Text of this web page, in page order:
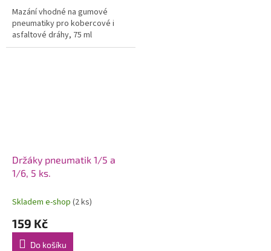
Mazání vhodné na gumové
pneumatiky pro kobercové i
asfaltové dráhy, 75 ml
Držáky pneumatik 1/5 a
1/6, 5 ks.
Skladem e-shop (2 ks)
159 Kč
Do košíku